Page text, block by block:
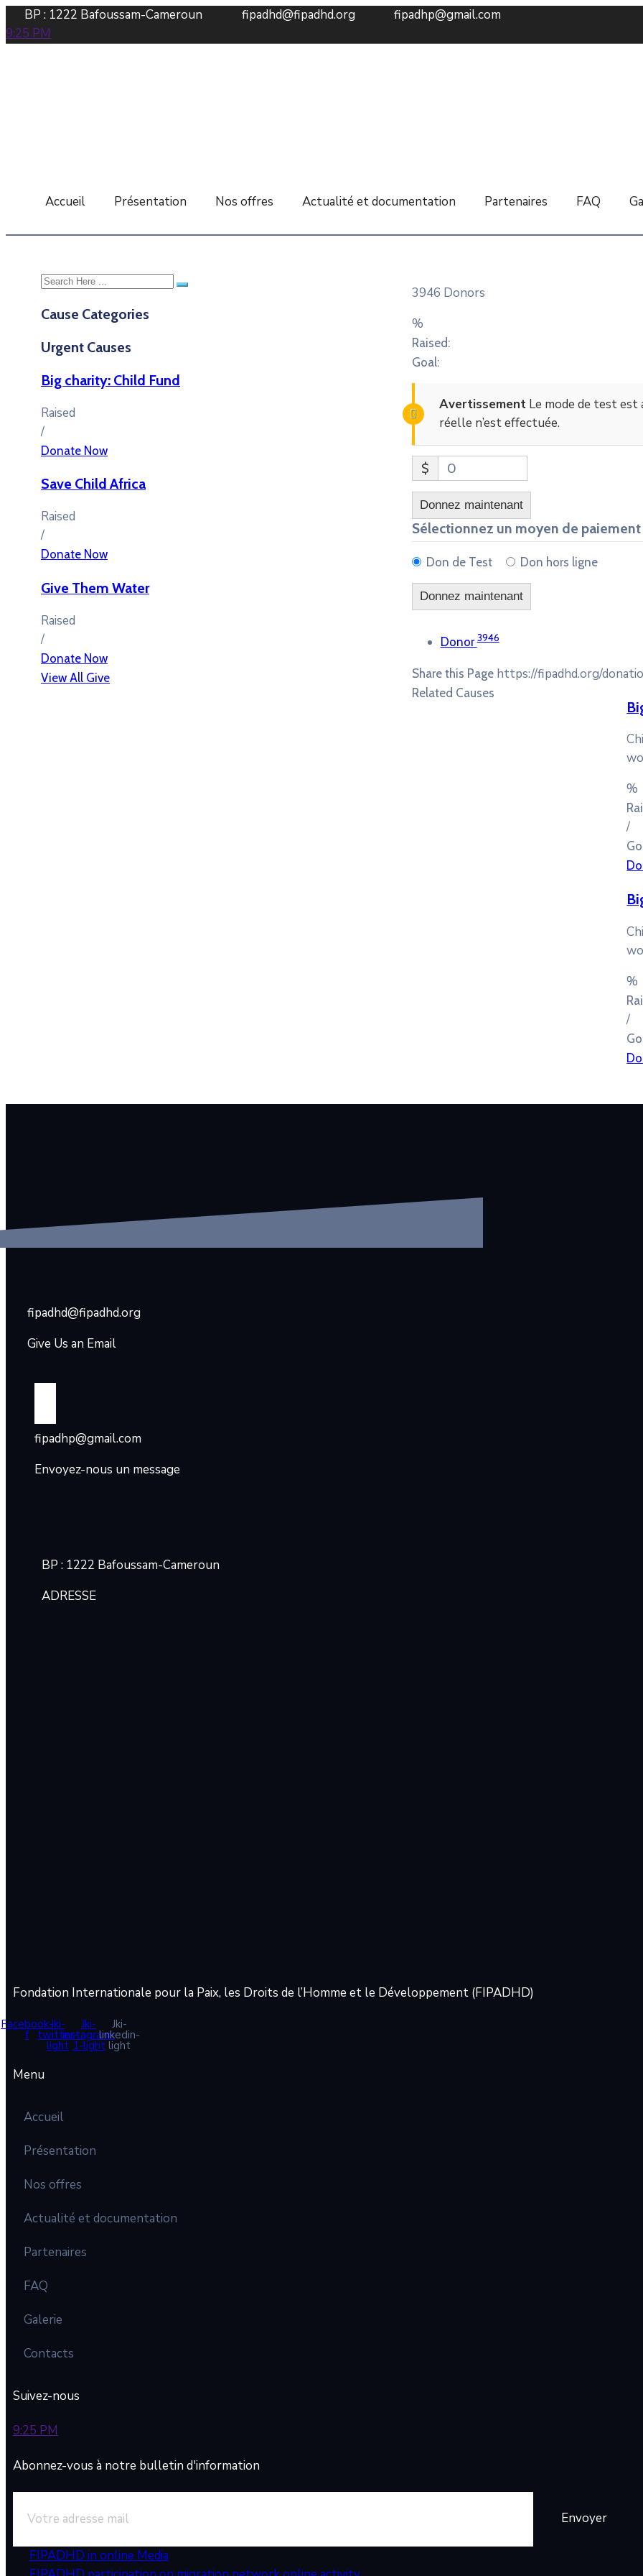
BP : 1222 Bafoussam-Cameroun fipadhd@fipadhd.org
fipadhp@gmail.com
9:25 PM
Accueil Présentation Nos offres Actualité et documentation Partenaires FAQ
Cause Categories
Urgent Causes
Big charity: Child Fund
Raised
/
Donate Now
Save Child Africa
Raised
/
Donate Now
Give Them Water
Raised
/
Donate Now
View All Give
3946 Donors
%
Raised:
Goal:
AvertissementLe mode de test est
réelle n’est effectuée.
$ 0
Donnez maintenant
Sélectionnez un moyen de paiement
Don de Test Don hors ligne
Donor3946
Share this Pagehttps://fipadhd.org/
Related Causes
%
/
%
/
fipadhd@fipadhd.org
Give Us an Email
fipadhp@gmail.com
Envoyez-nous un message
BP : 1222 Bafoussam-Cameroun
ADRESSE
Fondation Internationale pour la Paix, les Droits de l’Homme et le Développement (FIPADHD)
Facebook-
f
Jki-
twitter-
light
Jki-
instagram-
1-light
Jki-
linkedin-
light
Menu
Accueil
Présentation
Nos offres
Actualité et documentation
Partenaires
FAQ
Galerie
Contacts
Suivez-nous
9:25 PM
Abonnez-vous à notre bulletin d'information
Envoyer
FIPADHD in online Media